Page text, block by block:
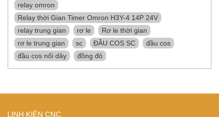
relay omron
Relay thời Gian Timer Omron H3Y-4 14P 24V
relay trung gian
rơ le
Rơ le thời gian
rơ le trung gian
sc ĐẦU COS SC
đầu cos
đầu cos nối dây
đồng đỏ
LINH KIỆN CNC